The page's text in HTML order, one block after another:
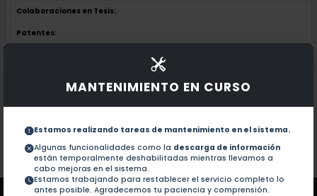
MANTENIMIENTO EN CURSO
Estamos realizando tareas de mantenimiento en el sistema.
Algunas funcionalidades como la descarga de información
están temporalmente deshabilitadas mientras llevamos a
cabo mejoras en el sistema.
Estamos trabajando para restablecer el servicio completo lo
antes posible. Agradecemos tu paciencia y comprensión.
Colaboraciones en Tesis:
Patentes:
Documentos en revistas:
1.-
Cuban scientific articles in ISI Citation
Colaboraciones en Tesis:
No hay tesis de este autor.
Patentes:
No hay patentes de este autor.